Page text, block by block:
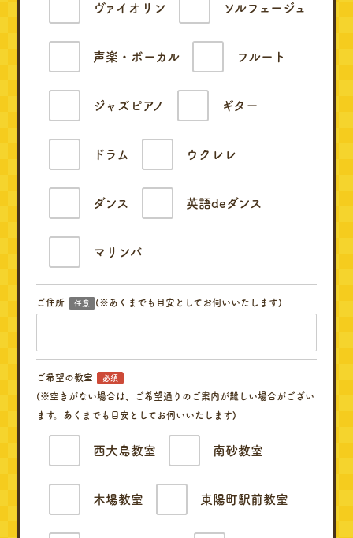
ヴァイオリン ソルフェージュ
声楽・ボーカル フルート
ジャズピアノ ギター
ドラム ウクレレ
ダンス 英語deダンス
マリンバ
ご住所 任意 (※あくまでも目安としてお伺いいたします)
ご希望の教室 必須
(※空きがない場合は、ご希望通りのご案内が難しい場合がござい
ます。あくまでも目安としてお伺いいたします)
西大島教室 南砂教室
木場教室 東陽町駅前教室